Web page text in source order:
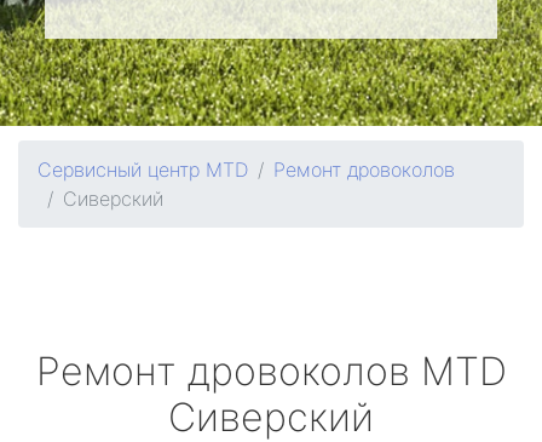
Сервисный центр MTD
Ремонт дровоколов
Сиверский
Ремонт дровоколов MTD
Сиверский